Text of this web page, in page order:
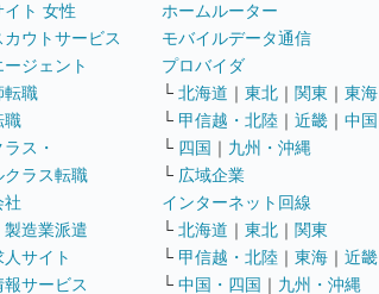
イト 女性
カウトサービス
ジェント
転職
職
ス・
クラス転職
社
製造業派遣
サイト
報サービス
ホームルーター
モバイルデータ通信
プロバイダ
└ 北海道 ｜ 東北 ｜ 関東 ｜ 東海
└ 甲信越・北陸 ｜ 近畿 ｜ 中国
└ 四国 ｜ 九州・沖縄
└ 広域企業
インターネット回線
└ 北海道 ｜ 東北 ｜ 関東
└ 甲信越・北陸 ｜ 東海 ｜ 近畿
└ 中国・四国 ｜ 九州・沖縄